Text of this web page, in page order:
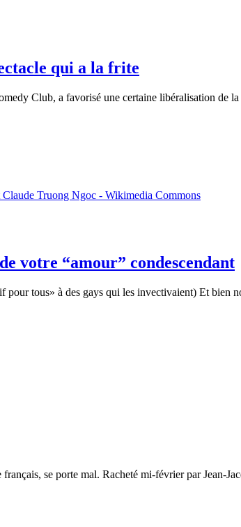
qui a la frite
Club, a favorisé une certaine libéralisation de
votre “amour” condescendant
tous» à des gays qui les invectivaient) Et bien
se porte mal. Racheté mi-février par Jean-